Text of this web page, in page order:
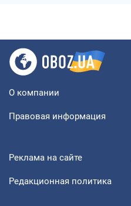
О компании
Правовая информация
Реклама на сайте
Редакционная политика